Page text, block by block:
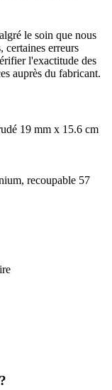
le soin que nous
certaines erreurs
l'exactitude des
auprès du fabricant.
19 mm x 15.6 cm
recoupable 57